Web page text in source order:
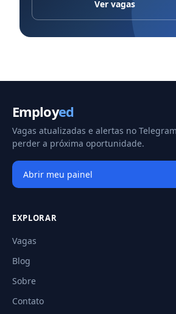
Ver vagas
Employed
Vagas atualizadas e alertas no
perder a próxima oportunidade.
Abrir meu painel
EXPLORAR
Vagas
Blog
Sobre
Contato